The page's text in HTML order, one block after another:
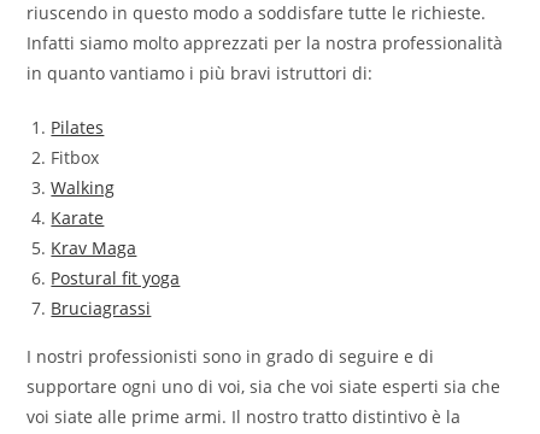
riuscendo in questo modo a soddisfare tutte le richieste.
Infatti siamo molto apprezzati per la nostra professionalità
in quanto vantiamo i più bravi istruttori di:
Pilates
Fitbox
Walking
Karate
Krav Maga
Postural fit yoga
Bruciagrassi
I nostri professionisti sono in grado di seguire e di
supportare ogni uno di voi, sia che voi siate esperti sia che
voi siate alle prime armi. Il nostro tratto distintivo è la